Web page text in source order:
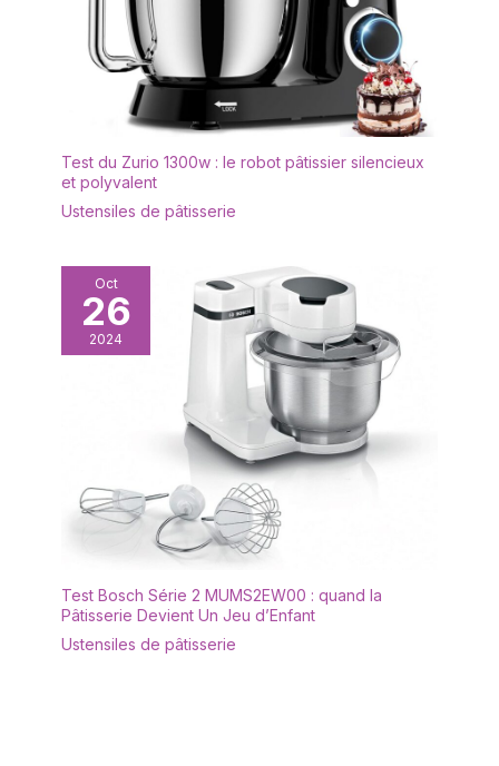
Test du Zurio 1300w : le robot pâtissier silencieux
et polyvalent
Ustensiles de pâtisserie
Oct
26
2024
Test Bosch Série 2 MUMS2EW00 : quand la
Pâtisserie Devient Un Jeu d’Enfant
Ustensiles de pâtisserie